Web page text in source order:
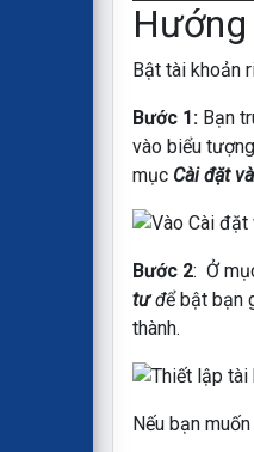
Bật tài khoản
Bước 1: Bạn
vào biểu tượng
mục Cài đặt
Bước 2: Ở
tưđể bật bạn
thành.
Nếu bạn